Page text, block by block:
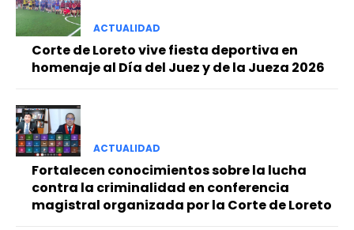
ACTUALIDAD
Corte de Loreto vive fiesta deportiva en
homenaje al Día del Juez y de la Jueza 2026
ACTUALIDAD
Fortalecen conocimientos sobre la lucha
contra la criminalidad en conferencia
magistral organizada por la Corte de Loreto